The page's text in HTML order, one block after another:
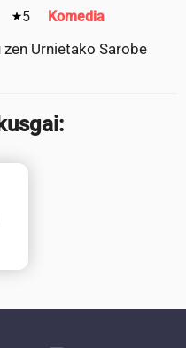
5 Komedia
Urnietako Sarobe